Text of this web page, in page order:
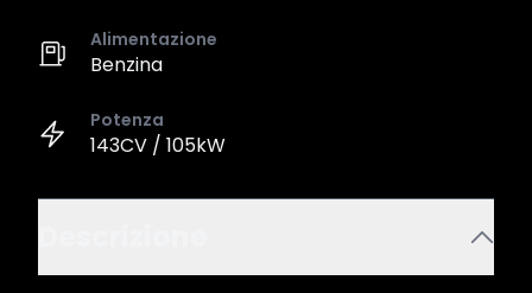
Alimentazione
Benzina
Potenza
143CV / 105kW